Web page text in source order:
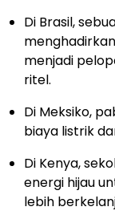
Di Brasil,
menjadi
ritel.
Di Meksiko,
biaya listrik
Di Kenya,
energi hijau
lebih